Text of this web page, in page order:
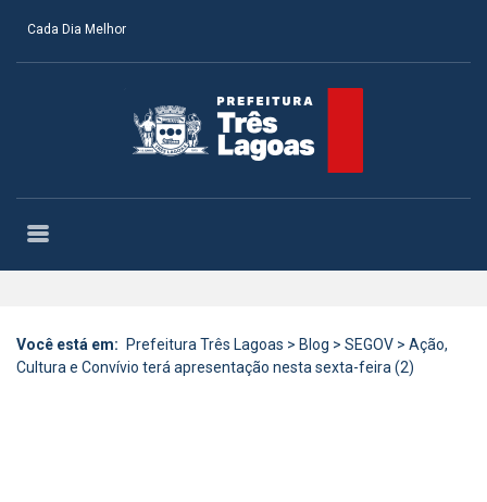
Cada Dia Melhor
Você está em: Prefeitura Três Lagoas > Blog > SEGOV > Ação,
Cultura e Convívio terá apresentação nesta sexta-feira (2)